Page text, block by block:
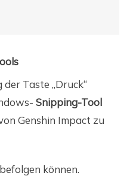
Taste „Druck“
Snipping-Tool
Genshin Impact zu
können.